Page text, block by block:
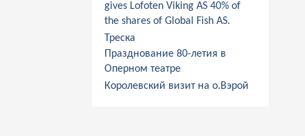
gives Lofoten Viking AS 40% of
the shares of Global Fish AS.
Треска
Празднование 80-летия в
Оперном театре
Королевский визит на о.Вэрой